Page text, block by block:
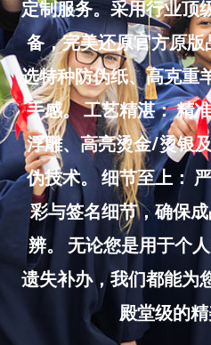
定制服务。采用行业顶
备，完美还原官方原版
选特种防伪纸、高克重
手感。 工艺精湛： 精
浮雕、高亮烫金/烫银
伪技术。 细节至上：
彩与签名细节，确保
辨。 无论您是用于个
遗失补办，我们都能为
殿堂级的精